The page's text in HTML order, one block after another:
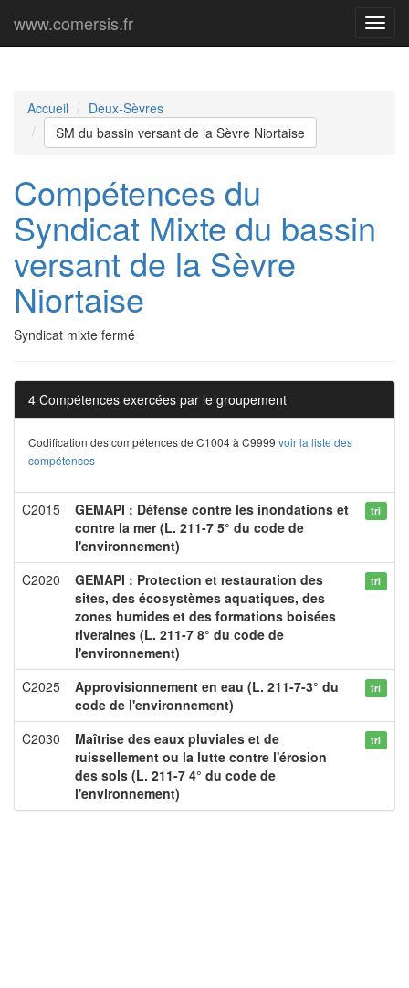
Menu
www.comersis.fr
Accueil
Deux-Sèvres
SM du bassin versant de la Sèvre Niortaise
Compétences du
Syndicat Mixte du bassin
versant de la Sèvre
Niortaise
Syndicat mixte fermé
4 Compétences exercées par le groupement
Codification des compétences de C1004 à C9999 voir la liste des
compétences
C2015
GEMAPI : Défense contre les inondations et
contre la mer (L. 211-7 5° du code de
l'environnement)
tri
C2020
GEMAPI : Protection et restauration des
sites, des écosystèmes aquatiques, des
zones humides et des formations boisées
riveraines (L. 211-7 8° du code de
l'environnement)
tri
C2025
Approvisionnement en eau (L. 211-7-3° du
code de l'environnement)
tri
C2030
Maîtrise des eaux pluviales et de
ruissellement ou la lutte contre l'érosion
des sols (L. 211-7 4° du code de
l'environnement)
tri